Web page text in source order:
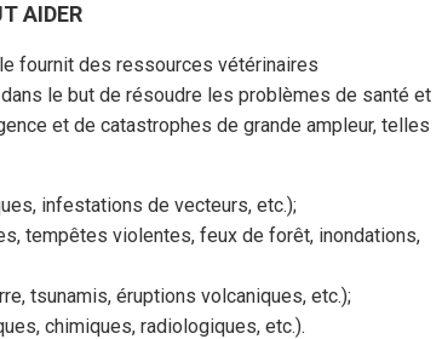
AIDER
fournit des ressources vétérinaires
le but de résoudre les problèmes de santé et
et de catastrophes de grande ampleur, telles
infestations de vecteurs, etc.);
tempêtes violentes, feux de forêt, inondations,
tsunamis, éruptions volcaniques, etc.);
chimiques, radiologiques, etc.).